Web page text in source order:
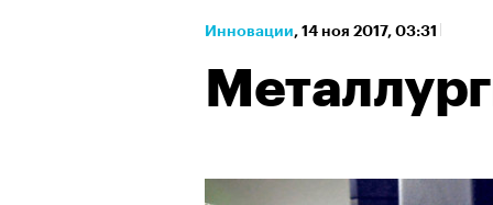
Инновации⁠, 14 ноя 2017, 03:31